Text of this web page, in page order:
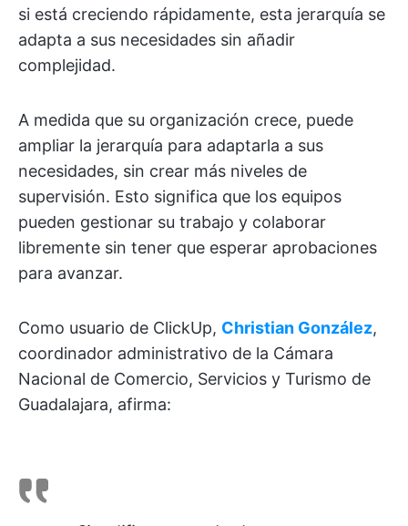
si está creciendo rápidamente, esta jerarquía se
adapta a sus necesidades sin añadir
complejidad.
A medida que su organización crece, puede
ampliar la jerarquía para adaptarla a sus
necesidades, sin crear más niveles de
supervisión. Esto significa que los equipos
pueden gestionar su trabajo y colaborar
libremente sin tener que esperar aprobaciones
para avanzar.
Como usuario de ClickUp, Christian González,
coordinador administrativo de la Cámara
Nacional de Comercio, Servicios y Turismo de
Guadalajara, afirma: